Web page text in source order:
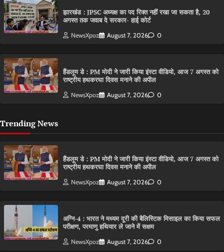
झारखंड : JPSC अध्यक्ष का पद रिक्त नहीं रखा जा सकता है, 20
अगस्त तक जवाब दे सरकार- हाई कोर्ट
NewsXpoz August 7, 2026 0
हैंडलूम डे : PM मोदी ने जारी किया इंस्टा वीडियो, आज 7 अगस्त को
राष्ट्रीय हथकरघा दिवस मनाने की अपील
NewsXpoz August 7, 2026 0
Trending News
हैंडलूम डे : PM मोदी ने जारी किया इंस्टा वीडियो, आज 7 अगस्त को
राष्ट्रीय हथकरघा दिवस मनाने की अपील
NewsXpoz August 7, 2026 0
अग्नि-4 : भारत ने मध्यम दूरी की बैलिस्टिक मिसाइल का किया सफल
परीक्षण, परमाणु हथियार ले जाने में सक्षम
NewsXpoz August 7, 2026 0